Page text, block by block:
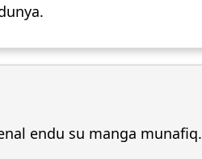
endu su manga munafiq.